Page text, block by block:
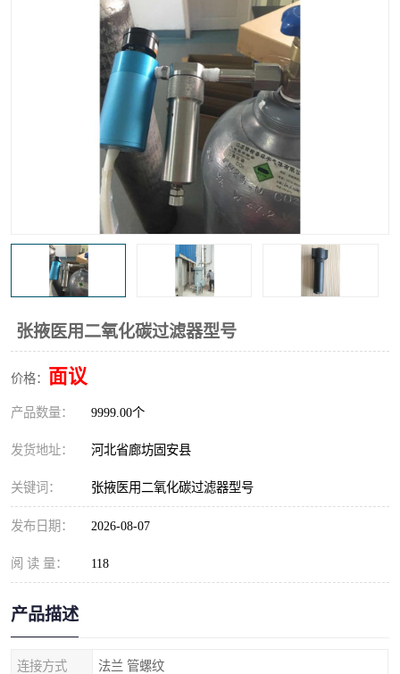
张掖医用二氧化碳过滤器型号
价格： 面议
产品数量： 9999.00个
发货地址： 河北省廊坊固安县
关键词： 张掖医用二氧化碳过滤器型号
发布日期： 2026-08-07
阅 读 量： 118
产品描述
连接方式 法兰 管螺纹
高炉煤气过滤器 替代进口过滤器
化工盐酸气聚结器 耐腐蚀除雾器滤芯